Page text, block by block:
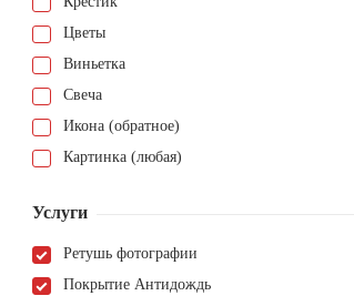
Цветы
Виньетка
Свеча
Икона (обратное)
Картинка (любая)
Услуги
Ретушь фотографии
Покрытие Антидождь